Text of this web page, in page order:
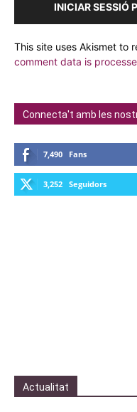
INICIAR SESSIÓ
This site uses Akismet to
comment data is
Connecta't amb les
7,490 Fans
3,252 Seguidors
Actualitat